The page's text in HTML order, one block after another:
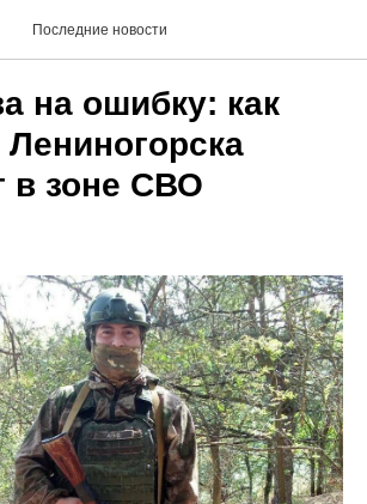
Последние новости
на ошибку: как
Лениногорска
в зоне СВО